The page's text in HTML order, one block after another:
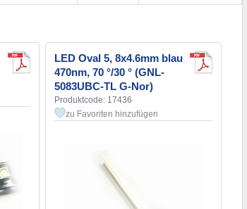
LED Oval 5, 8x4.6mm blau
470nm, 70 °/30 ° (GNL-
5083UBC-TL G-Nor)
Produktcode: 17436
zu Favoriten hinzufügen